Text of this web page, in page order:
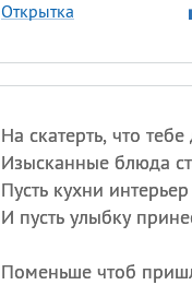
Открытка
На скатерть, что
Изысканные блюда
Пусть кухни
И пусть улыбку
Поменьше чтоб